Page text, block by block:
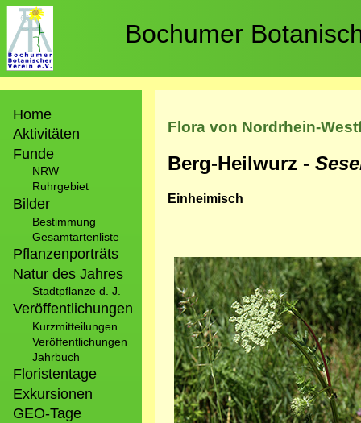
Direkt
zum
Inhalt
Bochumer
Home
Aktivitäten
Funde
NRW
Ruhrgebiet
Bilder
Bestimmung
Gesamtartenliste
Pflanzenporträts
Natur des Jahres
Stadtpflanze d. J.
Veröffentlichungen
Kurzmitteilungen
Veröffentlichungen
Jahrbuch
Floristentage
Exkursionen
GEO-Tage
Flora von Nordrhein-
Berg-Heilwurz -
Einheimisch
Bild